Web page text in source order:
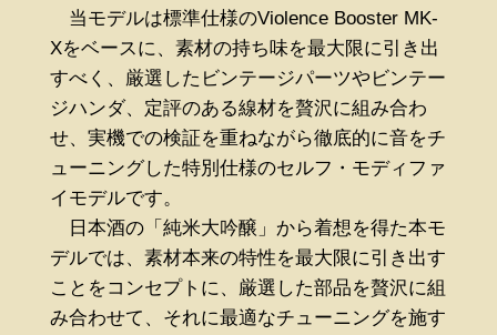
当モデルは標準仕様のViolence Booster MK-
Xをベースに、素材の持ち味を最大限に引き出
すべく、厳選したビンテージパーツやビンテー
ジハンダ、定評のある線材を贅沢に組み合わ
せ、実機での検証を重ねながら徹底的に音をチ
ューニングした特別仕様のセルフ・モディファ
イモデルです。
日本酒の「純米大吟醸」から着想を得た本モ
デルでは、素材本来の特性を最大限に引き出す
ことをコンセプトに、厳選した部品を贅沢に組
み合わせて、それに最適なチューニングを施す